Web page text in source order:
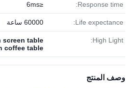
Response time:
≤6ms
Life expectance: 60000 ساعة
High Light:
screen table
coffee table
وصف المنتج